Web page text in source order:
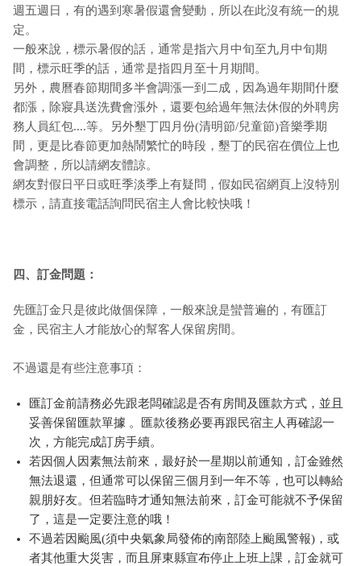
週五週日，有的遇到寒暑假還會變動，所以在此沒有統一的規
定。
一般來說，標示暑假的話，通常是指六月中旬至九月中旬期
間，標示旺季的話，通常是指四月至十月期間。
另外，農曆春節期間多半會調漲一到二成，因為過年期間什麼
都漲，除寢具送洗費會漲外，還要包給過年無法休假的外聘房
務人員紅包....等。另外墾丁四月份(清明節/兒童節)音樂季期
間，更是比春節更加熱鬧繁忙的時段，墾丁的民宿在價位上也
會調整，所以請網友體諒。
網友對假日平日或旺季淡季上有疑問，假如民宿網頁上沒特別
標示，請直接電話詢問民宿主人會比較快哦！
四、訂金問題：
先匯訂金只是彼此做個保障，一般來說是蠻普遍的，有匯訂
金，民宿主人才能放心的幫客人保留房間。
不過還是有些注意事項：
匯訂金前請務必先跟老闆確認是否有房間及匯款方式，並且
妥善保留匯款單據 。匯款後務必要再跟民宿主人再確認一
次，方能完成訂房手續。
若因個人因素無法前來，最好於一星期以前通知，訂金雖然
無法退還，但通常可以保留三個月到一年不等，也可以轉給
親朋好友。但若臨時才通知無法前來，訂金可能就不予保留
了，這是一定要注意的哦！
不過若因颱風(須中央氣象局發佈的南部陸上颱風警報)，或
者其他重大災害，而且屏東縣宣布停止上班上課，訂金就可